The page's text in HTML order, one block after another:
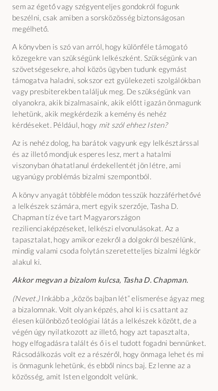
sem az égető vagy szégyenteljes gondokról fogunk
beszélni, csak amiben a sorsközösség biztonságosan
megélhető.
A könyvben is szó van arról, hogy különféle támogató
közegekre van szükségünk lelkészként. Szükségünk van
szövetségesekre, ahol közös ügyben tudunk egymást
támogatva haladni, sokszor ezt gyülekezeti szolgálókban
vagy presbiterekben találjuk meg. De szükségünk van
olyanokra, akik bizalmasaink, akik előtt igazán önmagunk
lehetünk, akik megkérdezik a kemény és nehéz
kérdéseket. Például, hogy mit szól ehhez Isten?
Az is nehéz dolog, ha barátok vagyunk egy lelkésztárssal
és az illető mondjuk esperes lesz, mert a hatalmi
viszonyban óhatatlanul érdekellentét jön létre, ami
ugyanúgy problémás bizalmi szempontból.
A könyv anyagát többféle módon tesszük hozzáférhetővé
a lelkészek számára, mert egyik szerzője, Tasha D.
Chapman tíz éve tart Magyarországon
rezilienciaképzéseket, lelkészi elvonulásokat. Az a
tapasztalat, hogy amikor ezekről a dolgokról beszélünk,
mindig valami csoda folytán szeretetteljes bizalmi légkör
alakul ki.
Akkor megvan a bizalom kulcsa, Tasha D. Chapman.
(Nevet.) Inkább a „közös bajban lét” elismerése ágyaz meg
a bizalomnak. Volt olyan képzés, ahol ki is csattant az
élesen különböző teológiai látás a lelkészek között, de a
végén úgy nyilatkozott az illető, hogy azt tapasztalta,
hogy elfogadásra talált és ő is el tudott fogadni bennünket.
Rácsodálkozás volt ez a részéről, hogy önmaga lehet és mi
is önmagunk lehetünk, és ebből nincs baj. Ez lenne az a
közösség, amit Isten elgondolt velünk.